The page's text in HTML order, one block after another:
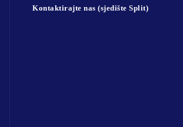
Kontaktirajte nas (sjedište Split)